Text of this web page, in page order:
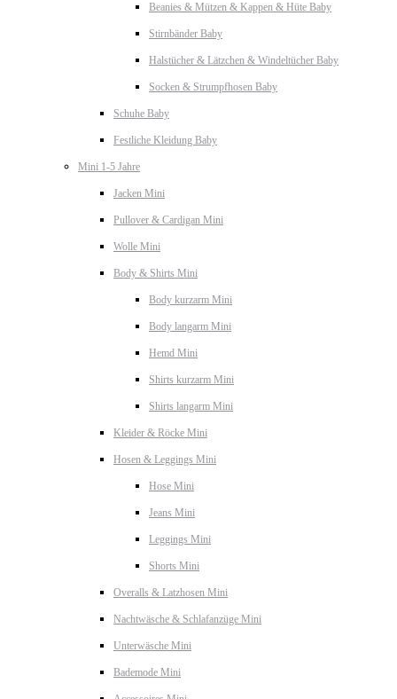
Beanies & Mützen & Kappen & Hüte Baby
Stirnbänder Baby
Halstücher & Lätzchen & Windeltücher Baby
Socken & Strumpfhosen Baby
Schuhe Baby
Festliche Kleidung Baby
Mini 1-5 Jahre
Jacken Mini
Pullover & Cardigan Mini
Wolle Mini
Body & Shirts Mini
Body kurzarm Mini
Body langarm Mini
Hemd Mini
Shirts kurzarm Mini
Shirts langarm Mini
Kleider & Röcke Mini
Hosen & Leggings Mini
Hose Mini
Jeans Mini
Leggings Mini
Shorts Mini
Overalls & Latzhosen Mini
Nachtwäsche & Schlafanzüge Mini
Unterwäsche Mini
Bademode Mini